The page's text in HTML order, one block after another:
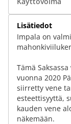
Lisätiedot
Impala on
Tämä
vuonna 2020
siirretty vene
esteettisyyttä,
kauden vene
näkemään.